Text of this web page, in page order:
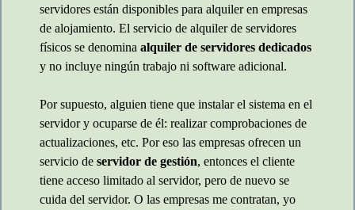
servidores están disponibles para alquiler en empresas
de alojamiento. El servicio de alquiler de servidores
físicos se denomina alquiler de servidores dedicados
y no incluye ningún trabajo ni software adicional.
Por supuesto, alguien tiene que instalar el sistema en el
servidor y ocuparse de él: realizar comprobaciones de
actualizaciones, etc. Por eso las empresas ofrecen un
servicio de servidor de gestión, entonces el cliente
tiene acceso limitado al servidor, pero de nuevo se
cuida del servidor. O las empresas me contratan, yo